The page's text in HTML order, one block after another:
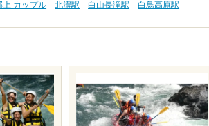
上 カップル 北濃駅 白山長滝駅
白鳥高原駅